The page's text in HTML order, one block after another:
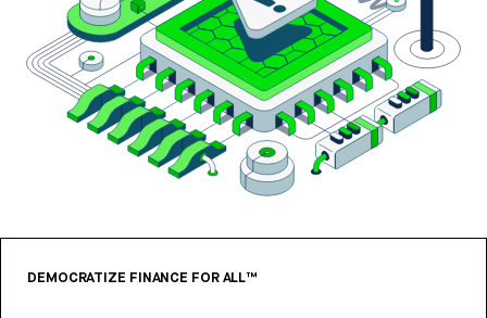
DEMOCRATIZE FINANCE FOR ALL™